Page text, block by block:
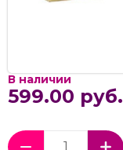
В наличии
599.00 руб.